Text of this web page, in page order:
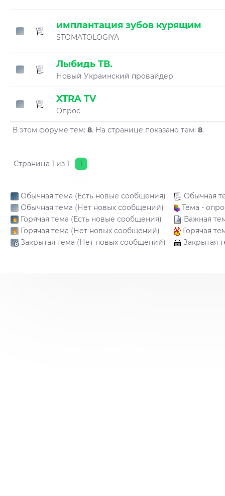
имплантация зубов курящим
STOMATOLOGIYA
Лыбидь ТВ.
Новый Украинский провайдер
XTRA TV
Опрос
В этом форуме тем: 8. На странице показано тем: 8.
Страница 1 из 1 1
Обычная тема (Есть новые сообщения)
Обычная
Обычная тема (Нет новых сообщений)
Тема -
Горячая тема (Есть новые сообщения)
Важная
Горячая тема (Нет новых сообщений)
Горячая
Закрытая тема (Нет новых сообщений)
Закрытая